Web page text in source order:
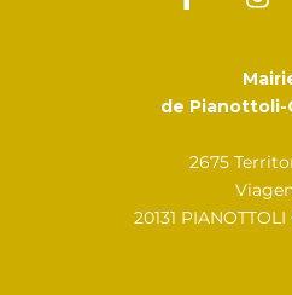
de Pianottoli-
2675
20131